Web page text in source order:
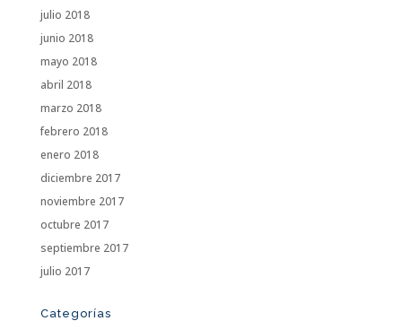
julio 2018
junio 2018
mayo 2018
abril 2018
marzo 2018
febrero 2018
enero 2018
diciembre 2017
noviembre 2017
octubre 2017
septiembre 2017
julio 2017
Categorías